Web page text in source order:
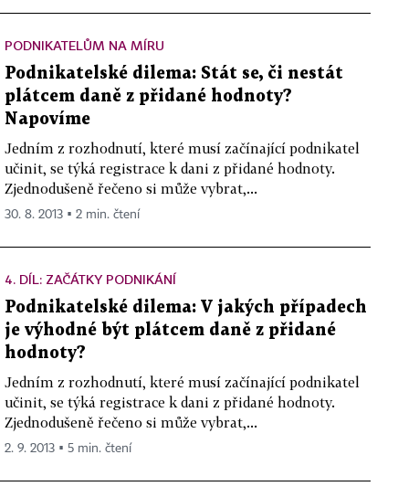
PODNIKATELŮM NA MÍRU
Podnikatelské dilema: Stát se, či nestát
plátcem daně z přidané hodnoty?
Napovíme
Jedním z rozhodnutí, které musí začínající podnikatel
učinit, se týká registrace k dani z přidané hodnoty.
Zjednodušeně řečeno si může vybrat,...
30. 8. 2013 ▪ 2 min. čtení
4. DÍL: ZAČÁTKY PODNIKÁNÍ
Podnikatelské dilema: V jakých případech
je výhodné být plátcem daně z přidané
hodnoty?
Jedním z rozhodnutí, které musí začínající podnikatel
učinit, se týká registrace k dani z přidané hodnoty.
Zjednodušeně řečeno si může vybrat,...
2. 9. 2013 ▪ 5 min. čtení